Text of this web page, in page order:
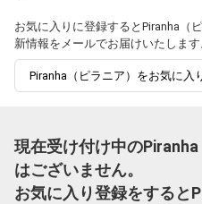
お気に入りに登録するとPiranha（
新情報をメールでお届けいたします
Piranha（ピラニア）をお気に入
現在受け付け中の
はございません。
お気に入り登録をすると